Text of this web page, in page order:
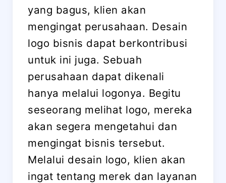
yang bagus, klien akan
mengingat perusahaan. Desain
logo bisnis dapat berkontribusi
untuk ini juga. Sebuah
perusahaan dapat dikenali
hanya melalui logonya. Begitu
seseorang melihat logo, mereka
akan segera mengetahui dan
mengingat bisnis tersebut.
Melalui desain logo, klien akan
ingat tentang merek dan layanan